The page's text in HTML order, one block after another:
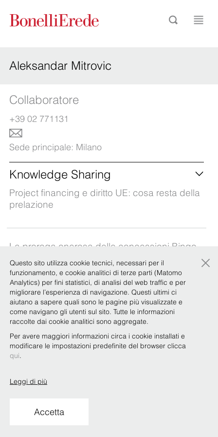
Aleksandar Mitrovic
Collaboratore
+39 02 771131
Sede principale: Milano
Knowledge Sharing
Project financing e diritto UE: cosa resta della
prelazione
La proroga onerosa delle concessioni Bingo
è contraria al diritto europeo
Copyright © Bonelli Erede Lombardi Pappalardo
Studio Legale 2019
Condizioni d'uso
Privacy Policy Codice Etico
Questo sito utilizza cookie tecnici, necessari per il
funzionamento, e cookie analitici di terze parti (Matomo
Analytics) per fini statistici, di analisi del web traffic e per
migliorare l’esperienza di navigazione. Questi ultimi ci
aiutano a sapere quali sono le pagine più visualizzate e
come navigano gli utenti sul sito. Tutte le informazioni
raccolte dai cookie analitici sono aggregate.
Per avere maggiori informazioni circa i cookie installati e
modificare le impostazioni predefinite del browser clicca
qui.
Leggi di più
Accetta
×